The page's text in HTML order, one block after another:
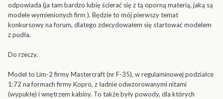
odpowiada (ja tam bardzo lubię ścierać się z tą oporną materią, jaką są
modele wymienionych firm ). Będzie to mój pierwszy temat
konkursowy na forum, dlatego zdecydowałem się startować modelem
z pudła.
Do rzeczy.
Model to Lim-2 firmy Mastercraft (nr F-35), w regulaminowej podziałce
1:72 na formach firmy Kopro, z ładnie odwzorowanymi nitami
(wypukłe) i wnętrzem kabiny. To także były powody, dla których